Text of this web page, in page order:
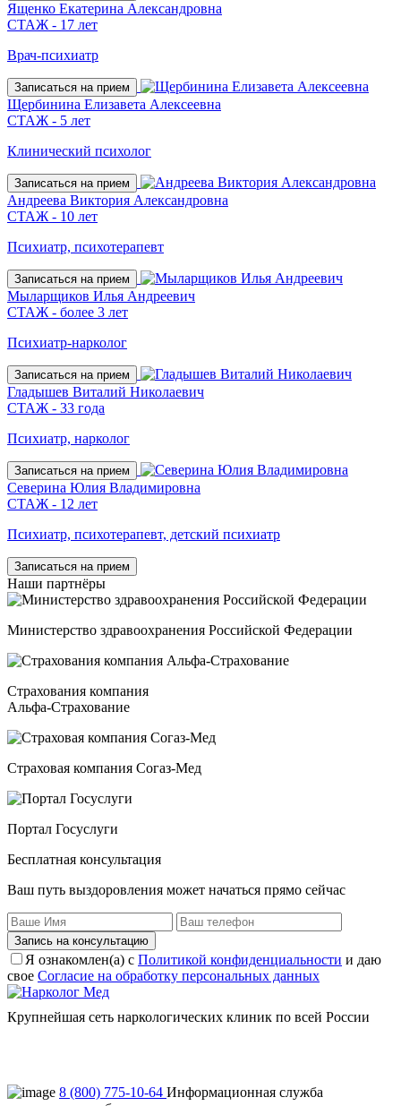
Ященко Екатерина Александровна
СТАЖ - 17 лет
Врач-психиатр
Записаться на прием
Щербинина Елизавета Алексеевна
СТАЖ - 5 лет
Клинический психолог
Записаться на прием
Андреева Виктория Александровна
СТАЖ - 10 лет
Психиатр, психотерапевт
Записаться на прием
Мыларщиков Илья Андреевич
СТАЖ - более 3 лет
Психиатр-нарколог
Записаться на прием
Гладышев Виталий Николаевич
СТАЖ - 33 года
Психиатр, нарколог
Записаться на прием
Северина Юлия Владимировна
СТАЖ - 12 лет
Психиатр, психотерапевт, детский психиатр
Записаться на прием
Наши партнёры
Министерство здравоохранения Российской Федерации
Страхования компания
Альфа-Страхование
Страховая компания Согаз-Мед
Портал Госуслуги
Бесплатная консультация
Ваш путь выздоровления может начаться прямо сейчас
Запись на консультацию
Я ознакомлен(а) с Политикой конфиденциальности и даю
свое Согласие на обработку персональных данных
Крупнейшая сеть наркологических клиник по всей России
8 (800) 775-10-64 Информационная служба